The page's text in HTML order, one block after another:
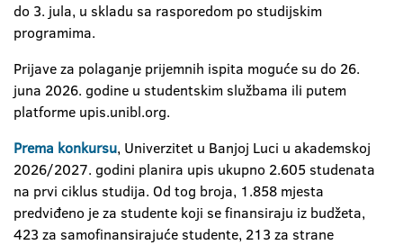
do 3. jula, u skladu sa rasporedom po studijskim
programima.
Prijave za polaganje prijemnih ispita moguće su do 26.
juna 2026. godine u studentskim službama ili putem
platforme upis.unibl.org.
Prema konkursu, Univerzitet u Banjoj Luci u akademskoj
2026/2027. godini planira upis ukupno 2.605 studenata
na prvi ciklus studija. Od tog broja, 1.858 mjesta
predviđeno je za studente koji se finansiraju iz budžeta,
423 za samofinansirajuće studente, 213 za strane